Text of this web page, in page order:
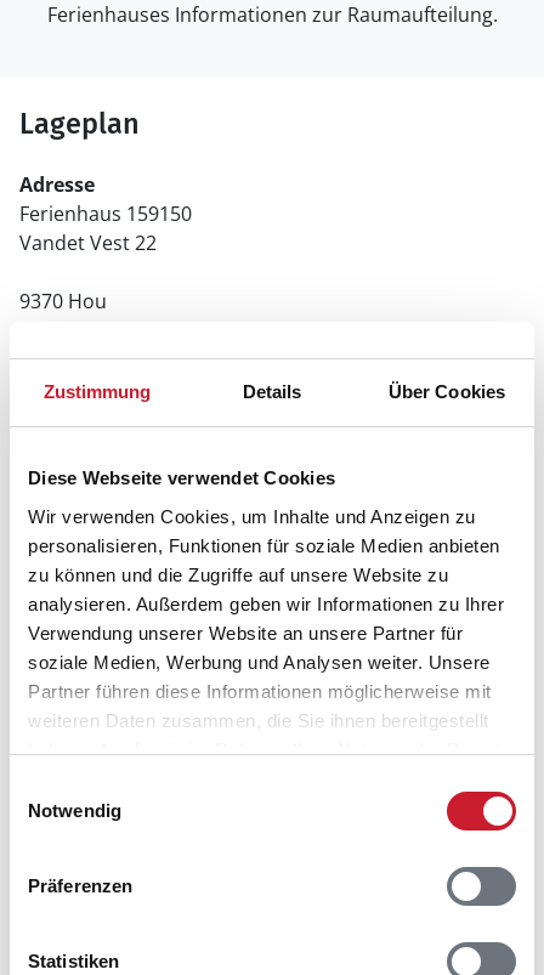
Zustimmung Details Über Cookies
Diese Webseite verwendet Cookies
Wir verwenden Cookies, um Inhalte und Anzeigen zu
personalisieren, Funktionen für soziale Medien anbieten
zu können und die Zugriffe auf unsere Website zu
analysieren. Außerdem geben wir Informationen zu Ihrer
Verwendung unserer Website an unsere Partner für
soziale Medien, Werbung und Analysen weiter. Unsere
Partner führen diese Informationen möglicherweise mit
weiteren Daten zusammen, die Sie ihnen bereitgestellt
haben oder die sie im Rahmen Ihrer Nutzung der Dienste
Notwendig
Präferenzen
Statistiken
Ferienhauses Informationen zur Raumaufteilung.
Lageplan
Adresse
Ferienhaus 159150
Vandet Vest 22
9370 Hou
Belegungskalender
Reisedauer auswählen
Anreisetag im Belegungskalender anklicken